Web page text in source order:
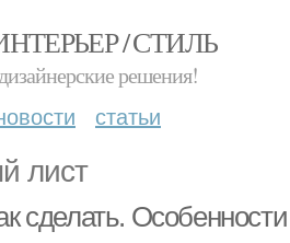
/ СТИЛЬ
решения!
статьи
лист
сделать. Особенности